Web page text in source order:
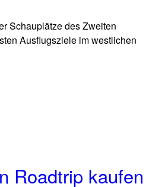
Schauplätze des Zweiten
Ausflugsziele im westlichen
Roadtrip kaufen